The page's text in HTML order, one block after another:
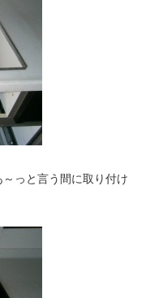
っと言う間に取り付け